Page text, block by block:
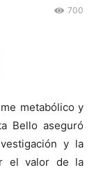
700
metabólico y
Bello aseguró
y la
el valor de la